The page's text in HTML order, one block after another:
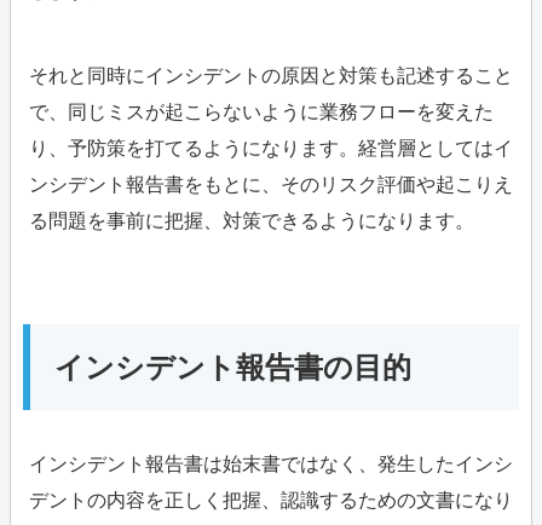
それと同時にインシデントの原因と対策も記述すること
で、同じミスが起こらないように業務フローを変えた
り、予防策を打てるようになります。経営層としてはイ
ンシデント報告書をもとに、そのリスク評価や起こりえ
る問題を事前に把握、対策できるようになります。
インシデント報告書の目的
インシデント報告書は始末書ではなく、発生したインシ
デントの内容を正しく把握、認識するための文書になり